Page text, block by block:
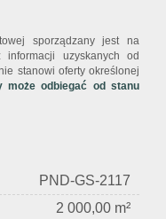
sporządzany jest na
informacji uzyskanych od
stanowi oferty określonej
może odbiegać od stanu
PND-GS-2117
2 000,00 m²